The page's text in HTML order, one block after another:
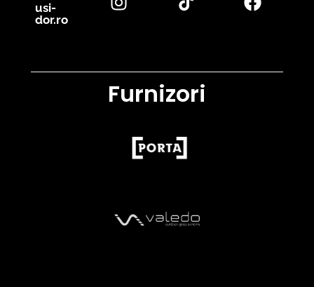
usi-
dor.ro
Furnizori